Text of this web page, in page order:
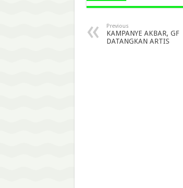
Previous
KAMPANYE AKBAR, GF
DATANGKAN ARTIS